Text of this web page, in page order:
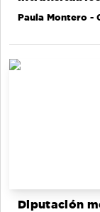
Paula Montero -
Diputación